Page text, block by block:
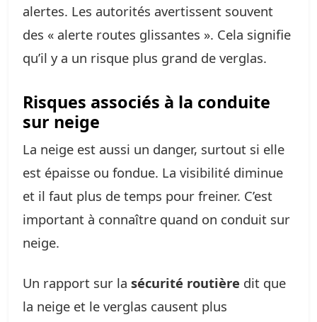
alertes. Les autorités avertissent souvent
des « alerte routes glissantes ». Cela signifie
qu’il y a un risque plus grand de verglas.
Risques associés à la conduite
sur neige
La neige est aussi un danger, surtout si elle
est épaisse ou fondue. La visibilité diminue
et il faut plus de temps pour freiner. C’est
important à connaître quand on conduit sur
neige.
Un rapport sur la sécurité routière dit que
la neige et le verglas causent plus